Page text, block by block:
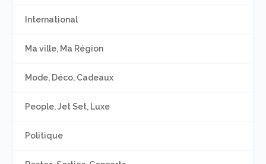
International
Ma ville, Ma Région
Mode, Déco, Cadeaux
People, Jet Set, Luxe
Politique